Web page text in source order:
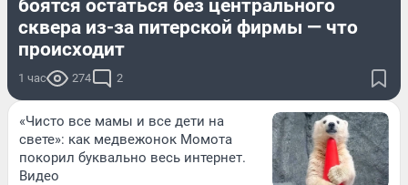
боятся остаться без центрального
сквера из-за питерской фирмы — что
происходит
1 час 274 2
«Чисто все мамы и все дети на
свете»: как медвежонок Момота
покорил буквально весь интернет.
Видео